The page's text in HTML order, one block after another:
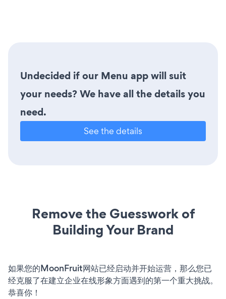
Undecided if our Menu app will suit
your needs? We have all the details you
need.
See the details
Remove the Guesswork of
Building Your Brand
如果您的MoonFruit网站已经启动并开始运营，那么您已
经克服了在建立企业在线形象方面遇到的第一个重大挑战。
恭喜你！